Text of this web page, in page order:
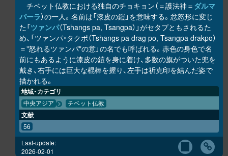
チベット仏教における独自のチョキョン（＝護法神＝ ダルマ
パーラ）の一人。名前は「漆皮の鎧」を意味する。忿怒形に変じ
た「ツァンパ（Tshangs pa, Tsangpa）」がセタプともされるた
め、「ツァンパ・タクポ（Tshangs pa drag po, Tsangpa drakpo）
＝"怒れるツァンパ"の意」の名でも呼ばれる。赤色の身色で名
前にもあるように漆皮の鎧を身に着け、多数の旗がついた兜を
戴き、右手には巨大な棍棒を握り、左手は祈克印を結んだ姿で
描かれる。
地域・カテゴリ
中央アジア チベット仏教
文献
56
Last-update:
2026-02-01